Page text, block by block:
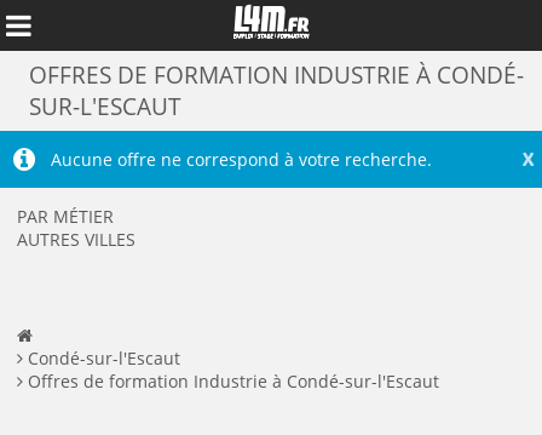
OFFRES DE FORMATION INDUSTRIE À CONDÉ-
SUR-L'ESCAUT
X
Aucune offre ne correspond à votre recherche.
PAR MÉTIER
AUTRES VILLES
Condé-sur-l'Escaut
Offres de formation Industrie à Condé-sur-l'Escaut